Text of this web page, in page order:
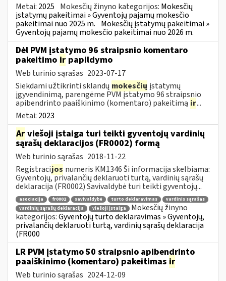
Metai: 2025 Mokesčių žinyno kategorijos: Mokesčių
įstatymų pakeitimai » Gyventojų pajamų mokesčio
pakeitimai nuo 2025 m. Mokesčių įstatymų pakeitimai »
Gyventojų pajamų mokesčio pakeitimai nuo 2026 m.
Dėl PVM įstatymo 96 straipsnio komentaro
pakeitimo ir papildymo
Web turinio sąrašas 2023-07-17
Siekdami užtikrinti sklandų mokesčių įstatymų
įgyvendinimą, parengėme PVM įstatymo 96 straipsnio
apibendrinto paaiškinimo (komentaro) pakeitimą ir...
Metai: 2023
Ar viešoji įstaiga turi teikti gyventojų vardinių
sąrašų deklaracijos (FR0002) formą
Web turinio sąrašas 2018-11-22
Registracijos numeris KM1346 Ši informacija skelbiama:
Gyventojų, privalančių deklaruoti turtą, vardinių sąrašų
deklaracija (FR0002) Savivaldybė turi teikti gyventojų...
asociacija fr0002 savivaldybė turto deklaravimas
vardinis sąrašas
vardinių sąrašų deklaracija
viešoji įstaiga
Mokesčių žinyno
kategorijos:Gyventojų turto deklaravimas » Gyventojų,
privalančių deklaruoti turtą, vardinių sąrašų deklaracija
(FR000
LR PVM įstatymo 50 straipsnio apibendrinto
paaiškinimo (komentaro) pakeitimas ir
Web turinio sąrašas 2024-12-09